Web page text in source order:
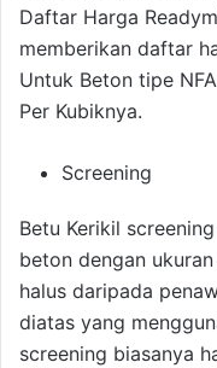
Daftar Harga
memberikan daftar
Untuk Beton tipe
Per Kubiknya.
Screening
Betu Kerikil
beton dengan
halus daripada
diatas yang
screening biasanya